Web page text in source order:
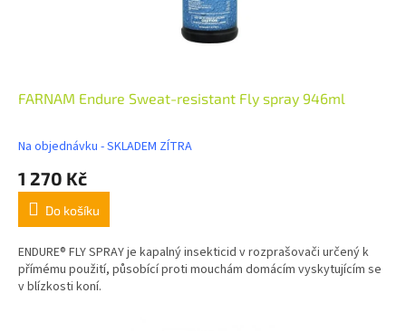
FARNAM Endure Sweat-resistant Fly spray 946ml
Na objednávku - SKLADEM ZÍTRA
1 270 Kč
Do košíku
ENDURE® FLY SPRAY je kapalný insekticid v rozprašovači určený k
přímému použití, působící proti mouchám domácím vyskytujícím se
v blízkosti koní.